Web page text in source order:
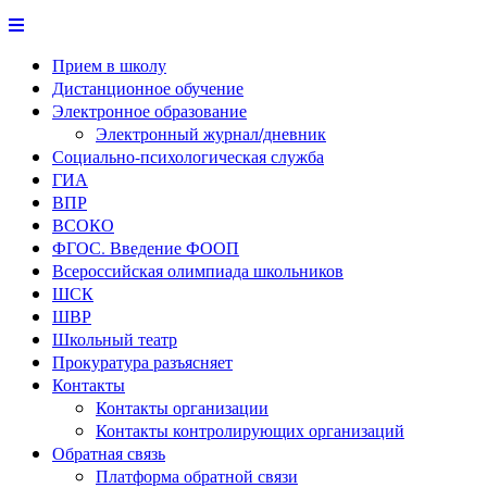
Прием в школу
Дистанционное обучение
Электронное образование
Электронный журнал/дневник
Социально-психологическая служба
ГИА
ВПР
ВСОКО
ФГОС. Введение ФООП
Всероссийская олимпиада школьников
ШСК
ШВР
Школьный театр
Прокуратура разъясняет
Контакты
Контакты организации
Контакты контролирующих организаций
Обратная связь
Платформа обратной связи